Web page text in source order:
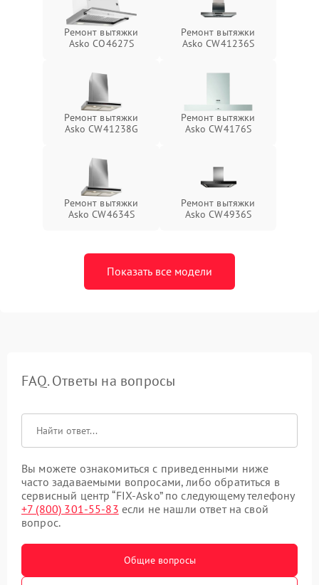
Ремонт вытяжки
Asko CO4627S
Ремонт вытяжки
Asko CW41236S
Ремонт вытяжки
Asko CW41238G
Ремонт вытяжки
Asko CW4176S
Ремонт вытяжки
Asko CW4634S
Ремонт вытяжки
Asko CW4936S
Показать все модели
FAQ. Ответы на вопросы
Вы можете ознакомиться с приведенными ниже
часто задаваемыми вопросами, либо обратиться в
сервисный центр “FIX-Asko” по следующему телефону
+7 (800) 301-55-83 если не нашли ответ на свой
вопрос.
Общие вопросы